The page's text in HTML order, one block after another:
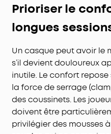
Prioriser le
longues
Un casque peut avoir le
s’il devient douloureux
inutile. Le confort
la force de serrage
des coussinets. Les
doivent être
privilégier des mousses